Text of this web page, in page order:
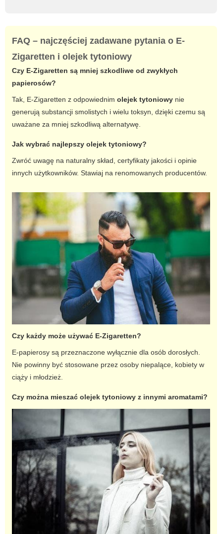
FAQ – najczęściej zadawane pytania o E-
Zigaretten i olejek tytoniowy
Czy E-Zigaretten są mniej szkodliwe od zwykłych
papierosów?
Tak, E-Zigaretten z odpowiednim olejek tytoniowy nie
generują substancji smolistych i wielu toksyn, dzięki czemu są
uważane za mniej szkodliwą alternatywę.
Jak wybrać najlepszy olejek tytoniowy?
Zwróć uwagę na naturalny skład, certyfikaty jakości i opinie
innych użytkowników. Stawiaj na renomowanych producentów.
Czy każdy może używać E-Zigaretten?
E-papierosy są przeznaczone wyłącznie dla osób dorosłych.
Nie powinny być stosowane przez osoby niepalące, kobiety w
ciąży i młodzież.
Czy można mieszać olejek tytoniowy z innymi aromatami?